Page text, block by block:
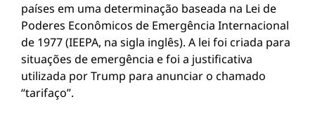
países em uma determinação baseada na Lei de
Poderes Econômicos de Emergência Internacional
de 1977 (IEEPA, na sigla inglês). A lei foi criada para
situações de emergência e foi a justificativa
utilizada por Trump para anunciar o chamado
“tarifaço”.